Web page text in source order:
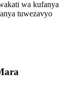
wa kufanya
tuwezavyo